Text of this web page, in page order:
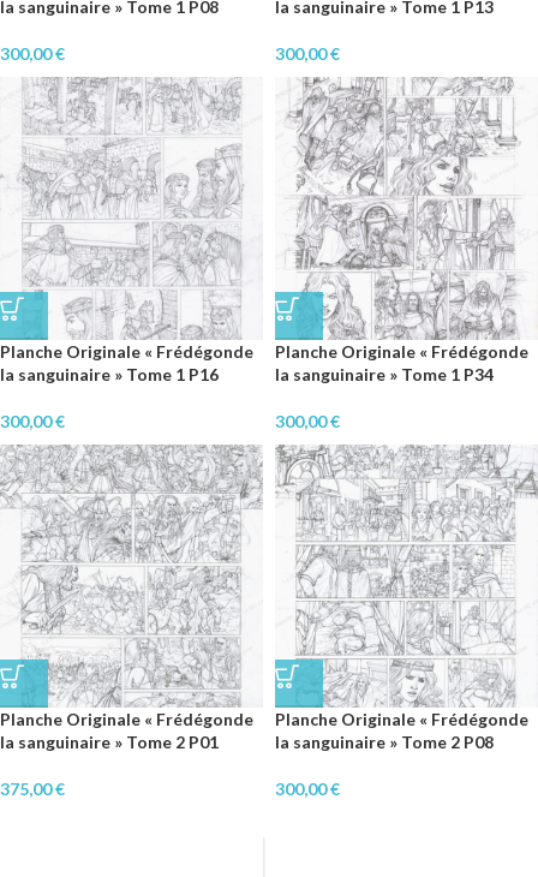
la sanguinaire » Tome 1 P08
300,00€
la sanguinaire » Tome 1 P13
300,00€
Planche Originale « Frédégonde
la sanguinaire » Tome 1 P16
300,00€
Planche Originale « Frédégonde
la sanguinaire » Tome 1 P34
300,00€
Planche Originale « Frédégonde
la sanguinaire » Tome 2 P01
375,00€
Planche Originale « Frédégonde
la sanguinaire » Tome 2 P08
300,00€